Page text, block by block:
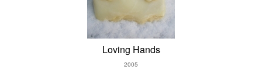
Loving Hands
2005